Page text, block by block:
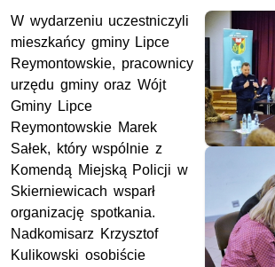
W wydarzeniu uczestniczyli
mieszkańcy gminy Lipce
Reymontowskie, pracownicy
urzędu gminy oraz Wójt
Gminy Lipce
Reymontowskie Marek
Sałek, który wspólnie z
Komendą Miejską Policji w
Skierniewicach wsparł
organizację spotkania.
Nadkomisarz Krzysztof
Kulikowski osobiście